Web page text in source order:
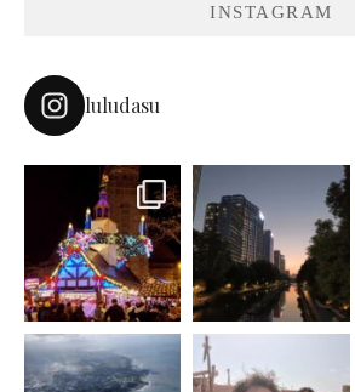
INSTAGRAM
luludasu